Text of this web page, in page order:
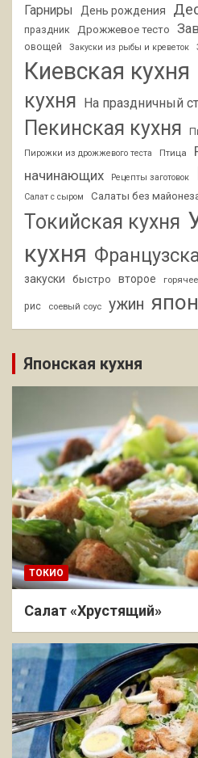
Гарниры День рождения
праздник
Дрожжевое тесто
овощей
Закуски из рыбы и креветок
Киевская кухня
кухня
На праздничный
Пекинская кухня
Пирожки из дрожжевого теста Птица
начинающих
Рецепты заготовок
Салат с сыром Салаты без
Токийская кухня
кухня
закуски
быстро второе горячее
рис соевый соус ужин
Японская кухня
ТОКИО
Салат «Хрустящий»